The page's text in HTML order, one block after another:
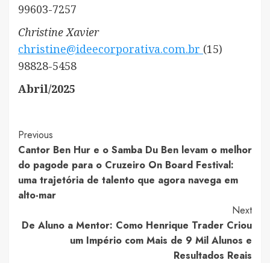
99603-7257
Christine Xavier
christine@ideecorporativa.com.br (15)
98828-5458
Abril/2025
Post
Navigation
Previous
Cantor Ben Hur e o Samba Du Ben levam o melhor
do pagode para o Cruzeiro On Board Festival:
uma trajetória de talento que agora navega em
alto-mar
Next
De Aluno a Mentor: Como Henrique Trader Criou
um Império com Mais de 9 Mil Alunos e
Resultados Reais